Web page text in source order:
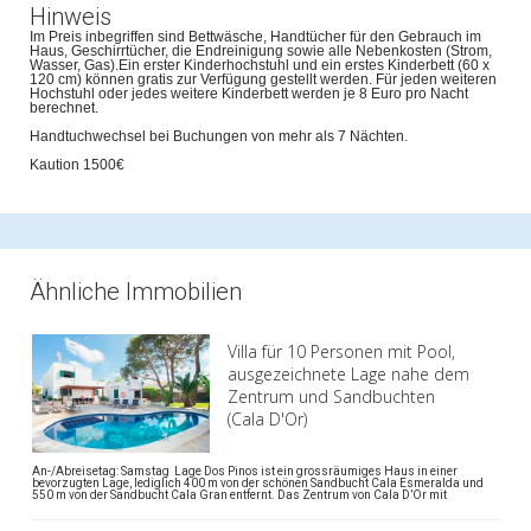
Hinweis
Im Preis inbegriffen sind Bettwäsche, Handtücher für den Gebrauch im
Haus, Geschirrtücher, die Endreinigung sowie alle Nebenkosten (Strom,
Wasser, Gas).Ein erster Kinderhochstuhl und ein erstes Kinderbett (60 x
120 cm) können gratis zur Verfügung gestellt werden. Für jeden weiteren
Hochstuhl oder jedes weitere Kinderbett werden je 8 Euro pro Nacht
berechnet.
Handtuchwechsel bei Buchungen von mehr als 7 Nächten.
Kaution 1500€
Ähnliche Immobilien
Villa für 10 Personen mit Pool,
ausgezeichnete Lage nahe dem
Zentrum und Sandbuchten
(Cala D'Or)
An-/Abreisetag: Samstag Lage Dos Pinos ist ein grossräumiges Haus in einer
bevorzugten Lage, lediglich 400 m von der schönen Sandbucht Cala Esmeralda und
550 m von der Sandbucht Cala Gran entfernt. Das Zentrum von Cala D’Or mit